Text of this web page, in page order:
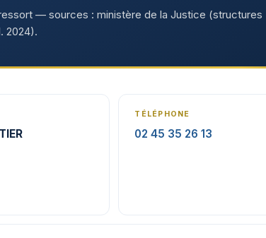
— sources : ministère de la Justice (structures
2024).
TÉLÉPHONE
02 45 35 26 13